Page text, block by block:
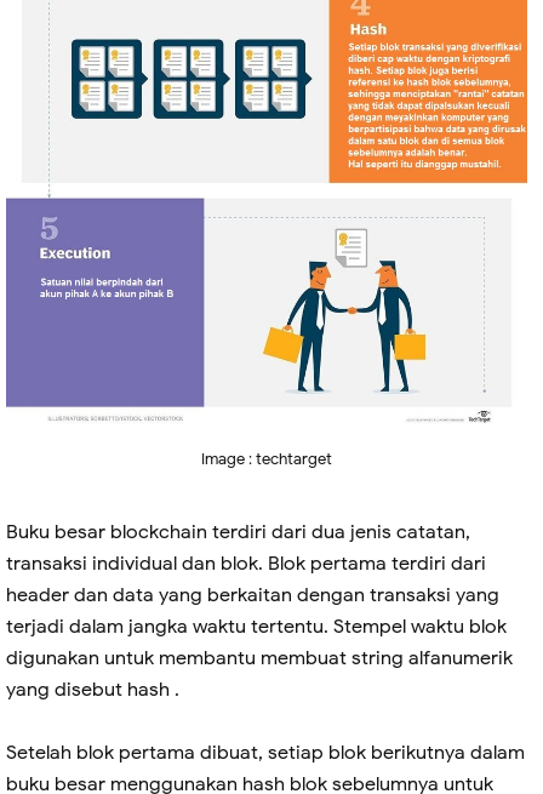
Image : techtarget
Buku besar blockchain terdiri dari dua jenis catatan,
transaksi individual dan blok. Blok pertama terdiri dari
header dan data yang berkaitan dengan transaksi yang
terjadi dalam jangka waktu tertentu. Stempel waktu blok
digunakan untuk membantu membuat string alfanumerik
yang disebut hash .
Setelah blok pertama dibuat, setiap blok berikutnya dalam
buku besar menggunakan hash blok sebelumnya untuk